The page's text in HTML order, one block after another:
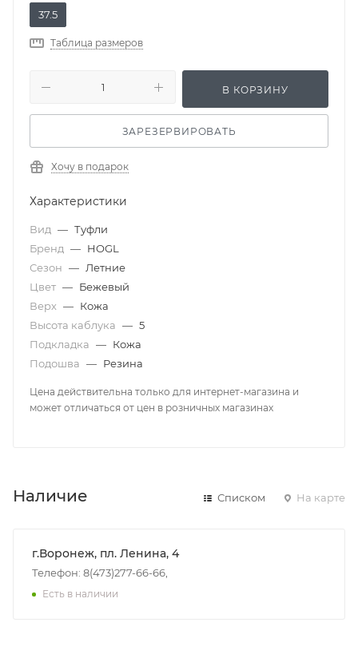
37.5
Таблица размеров
В КОРЗИНУ
ЗАРЕЗЕРВИРОВАТЬ
Хочу в подарок
Характеристики
Вид — Туфли
Бренд — HOGL
Сезон — Летние
Цвет — Бежевый
Верх — Кожа
Высота каблука — 5
Подкладка — Кожа
Подошва — Резина
Цена действительна только для интернет-магазина и
может отличаться от цен в розничных магазинах
Наличие Списком На карте
г.Воронеж, пл. Ленина, 4
Телефон: 8(473)277-66-66,
Есть в наличии